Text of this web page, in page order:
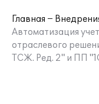
Главная
Автоматизация
отраслевого
ТСЖ. Ред. 2" и ПП